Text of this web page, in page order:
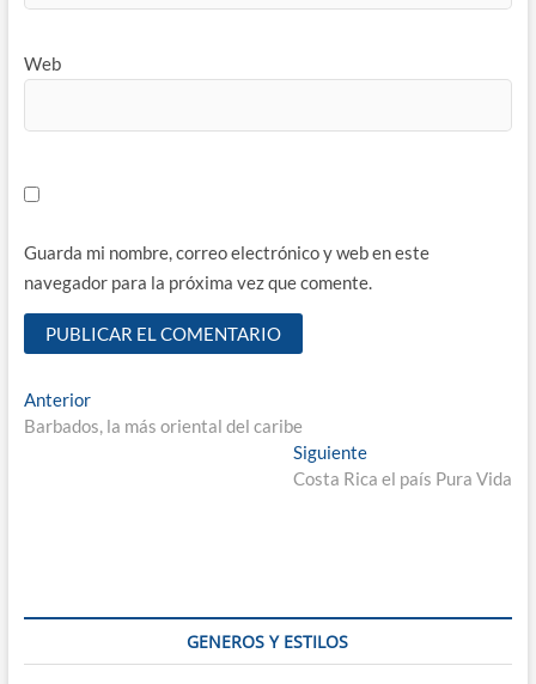
Web
Guarda mi nombre, correo electrónico y web en este
navegador para la próxima vez que comente.
Navegación
de
AnteriorEntrada
anterior:
Barbados, la más oriental del caribe
SiguienteEntrada
siguiente:
Costa Rica el país Pura Vida
GENEROS Y ESTILOS